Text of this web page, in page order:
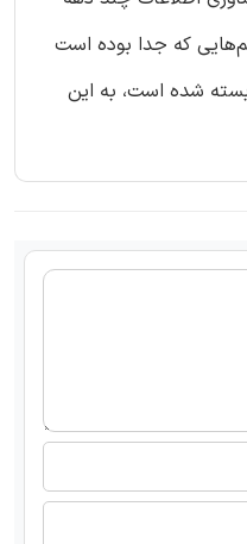
که جدا بوده است
شده است، به این